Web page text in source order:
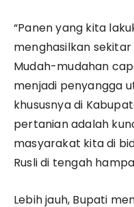
“Panen yang kita
menghasilkan
Mudah-mudahan
menjadi penyangga
khususnya di
pertanian adalah
masyarakat kita di
Rusli di tengah
Lebih jauh, Bupati